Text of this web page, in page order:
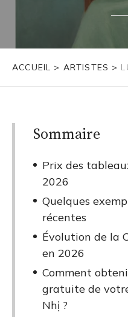
ACCUEIL > ARTISTES >
Sommaire
Prix des
2026
Quelques
récentes
Évolution de la
en 2026
Comment
gratuite de
Nhị ?